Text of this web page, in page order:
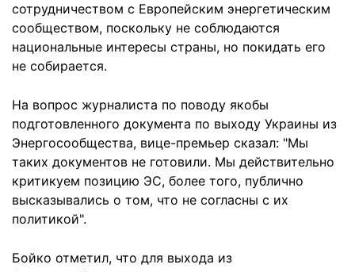
сотрудничеством с Европейским энергетическим
сообществом, поскольку не соблюдаются
национальные интересы страны, но покидать его
не собирается.
На вопрос журналиста по поводу якобы
подготовленного документа по выходу Украины из
Энергосообщества, вице-премьер сказал: "Мы
таких документов не готовили. Мы действительно
критикуем позицию ЭС, более того, публично
высказывались о том, что не согласны с их
политикой".
Бойко отметил, что для выхода из